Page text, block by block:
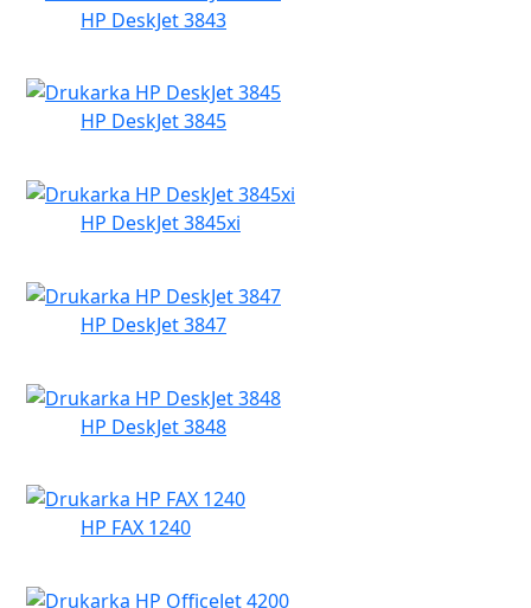
HP DeskJet 3843
HP DeskJet 3845
HP DeskJet 3845xi
HP DeskJet 3847
HP DeskJet 3848
HP FAX 1240